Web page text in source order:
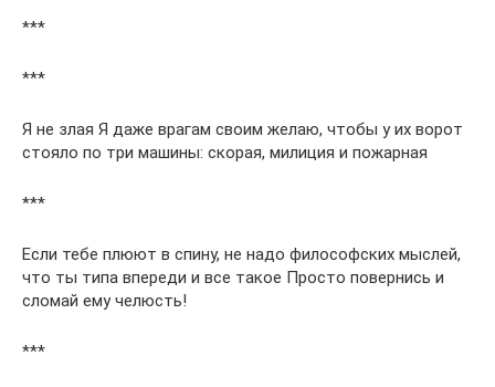
***
***
Я не злая Я даже врагам своим желаю, чтобы у их ворот
стояло по три машины: скорая, милиция и пожарная
***
Если тебе плюют в спину, не надо философских мыслей,
что ты типа впереди и все такое Просто повернись и
сломай ему челюсть!
***